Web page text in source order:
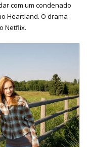
com um condenado
Heartland. O drama
Netflix.